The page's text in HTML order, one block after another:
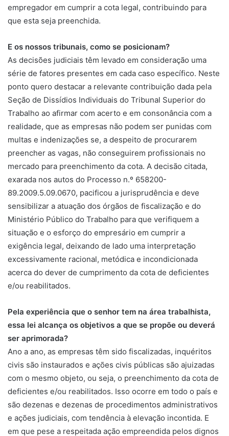
empregador em cumprir a cota legal, contribuindo para
que esta seja preenchida.
E os nossos tribunais, como se posicionam?
As decisões judiciais têm levado em consideração uma
série de fatores presentes em cada caso específico. Neste
ponto quero destacar a relevante contribuição dada pela
Seção de Dissídios Individuais do Tribunal Superior do
Trabalho ao afirmar com acerto e em consonância com a
realidade, que as empresas não podem ser punidas com
multas e indenizações se, a despeito de procurarem
preencher as vagas, não conseguirem profissionais no
mercado para preenchimento da cota. A decisão citada,
exarada nos autos do Processo n.º 658200-
89.2009.5.09.0670, pacificou a jurisprudência e deve
sensibilizar a atuação dos órgãos de fiscalização e do
Ministério Público do Trabalho para que verifiquem a
situação e o esforço do empresário em cumprir a
exigência legal, deixando de lado uma interpretação
excessivamente racional, metódica e incondicionada
acerca do dever de cumprimento da cota de deficientes
e/ou reabilitados.
Pela experiência que o senhor tem na área trabalhista,
essa lei alcança os objetivos a que se propõe ou deverá
ser aprimorada?
Ano a ano, as empresas têm sido fiscalizadas, inquéritos
civis são instaurados e ações civis públicas são ajuizadas
com o mesmo objeto, ou seja, o preenchimento da cota de
deficientes e/ou reabilitados. Isso ocorre em todo o país e
são dezenas e dezenas de procedimentos administrativos
e ações judiciais, com tendência à elevação incontida. E
em que pese a respeitada ação empreendida pelos dignos